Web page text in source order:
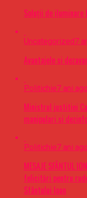
Soluții de iluminare
Uncategorized7
Avantajele si
Politichie7 ani ago
Ministrul justitiei
manipulari si
Politichie7 ani ago
MESAJE SFÂNTUL
felicitări pentru
Sfântului Ioan